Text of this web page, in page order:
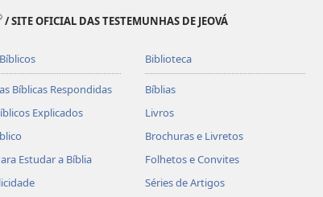
/ SITE OFICIAL DAS TESTEMUNHAS DE JEOVÁ
Bíblicas Respondidas
Explicados
Estudar a Bíblia
Biblioteca
Bíblias
Livros
Brochuras e Livretos
Folhetos e Convites
Séries de Artigos